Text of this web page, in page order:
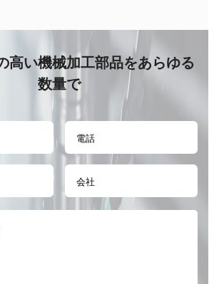
高い機械加工部品をあらゆる
数量で